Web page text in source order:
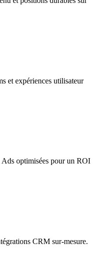
et expériences utilisateur
optimisées pour un ROI
CRM sur-mesure.